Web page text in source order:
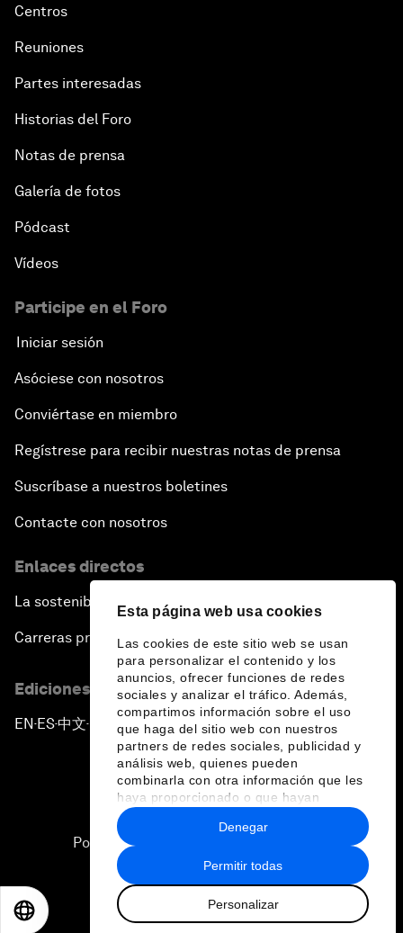
Esta página web usa cookies
Las cookies de este sitio web se usan
para personalizar el contenido y los
anuncios, ofrecer funciones de redes
sociales y analizar el tráfico. Además,
compartimos información sobre el uso
que haga del sitio web con nuestros
partners de redes sociales, publicidad y
análisis web, quienes pueden
combinarla con otra información que les
haya proporcionado o que hayan
recopilado a partir del uso que haya
hecho de sus servicios.
Permitir todas
Personalizar
Denegar
Centros
Reuniones
Partes interesadas
Historias del Foro
Notas de prensa
Galería de fotos
Pódcast
Vídeos
Participe en el Foro
Iniciar sesión
Asóciese con nosotros
Conviértase en miembro
Regístrese para recibir nuestras notas de prensa
Suscríbase a nuestros boletines
Contacte con nosotros
Enlaces directos
La sostenibilidad en el Foro
Carreras profesionales
Ediciones en otros idiomas
EN ▪ ES▪中文▪ 日本語
Política de privacidad y normas de uso
2026 Foro Económico Mundial